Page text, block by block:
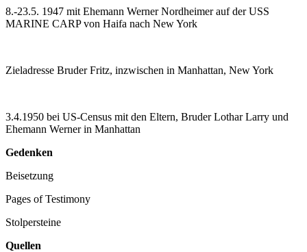
8.-23.5. 1947 mit Ehemann Werner Nordheimer auf der USS
MARINE CARP von Haifa nach New York
Zieladresse Bruder Fritz, inzwischen in Manhattan, New York
3.4.1950 bei US-Census mit den Eltern, Bruder Lothar Larry und
Ehemann Werner in Manhattan
Gedenken
Beisetzung
Pages of Testimony
Stolpersteine
Quellen